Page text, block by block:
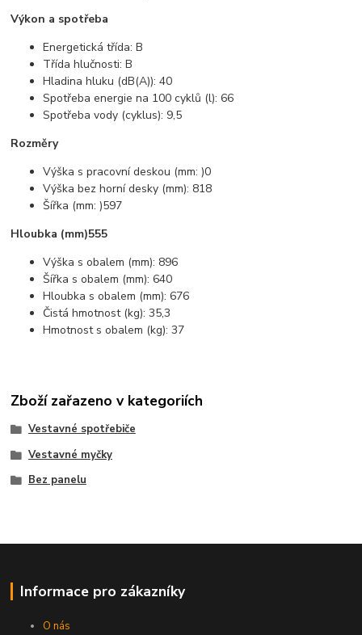
Výkon a spotřeba
Energetická třída: B
Třída hlučnosti: B
Hladina hluku (dB(A)): 40
Spotřeba energie na 100 cyklů (l): 66
Spotřeba vody (cyklus): 9,5
Rozměry
Výška s pracovní deskou (mm: )0
Výška bez horní desky (mm): 818
Šířka (mm: )597
Hloubka (mm)555
Výška s obalem (mm): 896
Šířka s obalem (mm): 640
Hloubka s obalem (mm): 676
Čistá hmotnost (kg): 35,3
Hmotnost s obalem (kg): 37
Zboží zařazeno v kategoriích
Vestavné spotřebiče
Vestavné myčky
Bez panelu
Informace pro zákazníky
O nás